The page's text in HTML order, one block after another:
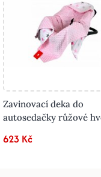
Zavinovací deka do
autosedačky růžové
623 Kč